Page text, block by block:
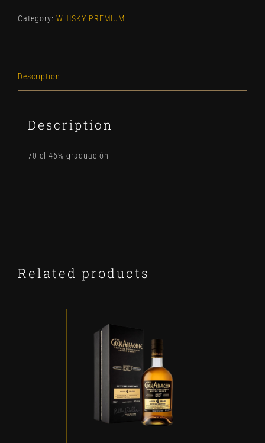
Category: WHISKY PREMIUM
Description
Description
70 cl 46% graduación
Related products
DETALLES